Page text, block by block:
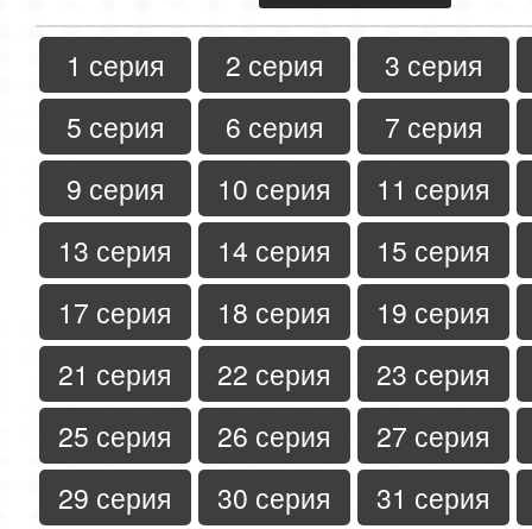
1 серия 2 серия
3 серия
5 серия
6 серия
7 серия
9 серия
10 серия
11 серия
13 серия
14 серия
15 серия
17 серия
18 серия
19 серия
21 серия
22 серия
23 серия
25 серия
26 серия
27 серия
29 серия
30 серия
31 серия